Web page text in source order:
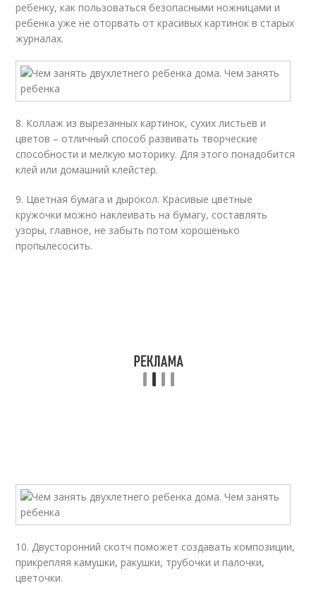
ребенку, как пользоваться безопасными ножницами и
ребенка уже не оторвать от красивых картинок в старых
журналах.
8. Коллаж из вырезанных картинок, сухих листьев и
цветов – отличный способ развивать творческие
способности и мелкую моторику. Для этого понадобится
клей или домашний клейстер.
9. Цветная бумага и дырокол. Красивые цветные
кружочки можно наклеивать на бумагу, составлять
узоры, главное, не забыть потом хорошенько
пропылесосить.
10. Двусторонний скотч поможет создавать композиции,
прикрепляя камушки, ракушки, трубочки и палочки,
цветочки.